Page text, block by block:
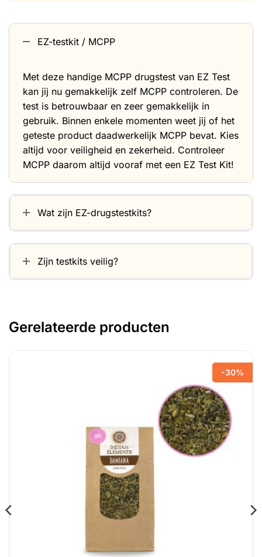
EZ-testkit / MCPP
Met deze handige MCPP drugstest van EZ Test
kan jij nu gemakkelijk zelf MCPP controleren. De
test is betrouwbaar en zeer gemakkelijk in
gebruik. Binnen enkele momenten weet jij of het
geteste product daadwerkelijk MCPP bevat. Kies
altijd voor veiligheid en zekerheid. Controleer
MCPP daarom altijd vooraf met een EZ Test Kit!
Wat zijn EZ-drugstestkits?
Zijn testkits veilig?
Gerelateerde producten
-30%